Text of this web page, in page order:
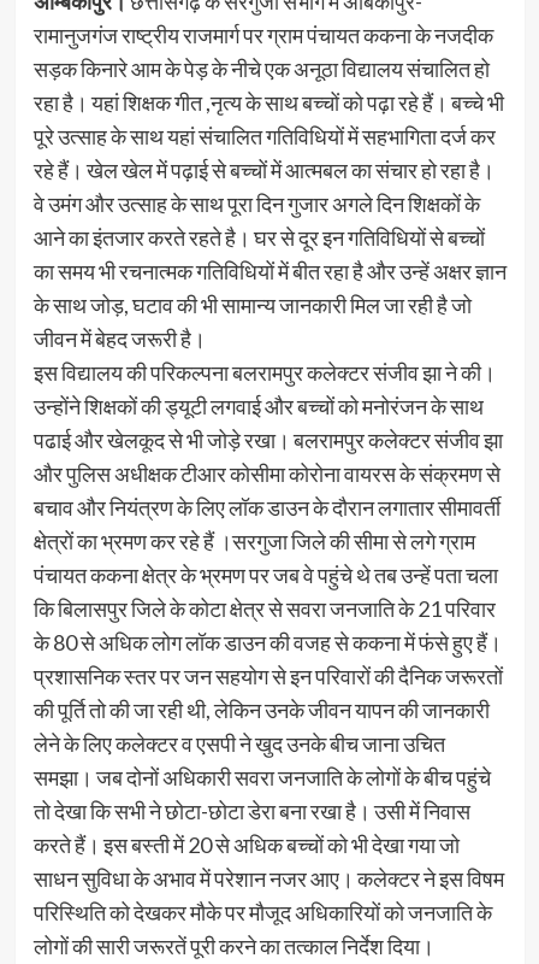
रामानुजगंज राष्ट्रीय राजमार्ग पर ग्राम पंचायत ककना के नजदीक
सड़क किनारे आम के पेड़ के नीचे एक अनूठा विद्यालय संचालित हो
रहा है। यहां शिक्षक गीत ,नृत्य के साथ बच्चों को पढ़ा रहे हैं। बच्चे भी
पूरे उत्साह के साथ यहां संचालित गतिविधियों में सहभागिता दर्ज कर
रहे हैं। खेल खेल में पढ़ाई से बच्चों में आत्मबल का संचार हो रहा है।
वे उमंग और उत्साह के साथ पूरा दिन गुजार अगले दिन शिक्षकों के
आने का इंतजार करते रहते है। घर से दूर इन गतिविधियों से बच्चों
का समय भी रचनात्मक गतिविधियों में बीत रहा है और उन्हें अक्षर ज्ञान
के साथ जोड़, घटाव की भी सामान्य जानकारी मिल जा रही है जो
जीवन में बेहद जरूरी है।
इस विद्यालय की परिकल्पना बलरामपुर कलेक्टर संजीव झा ने की।
उन्होंने शिक्षकों की ड्यूटी लगवाई और बच्चों को मनोरंजन के साथ
पढाई और खेलकूद से भी जोड़े रखा। बलरामपुर कलेक्टर संजीव झा
और पुलिस अधीक्षक टीआर कोसीमा कोरोना वायरस के संक्रमण से
बचाव और नियंत्रण के लिए लॉक डाउन के दौरान लगातार सीमावर्ती
क्षेत्रों का भ्रमण कर रहे हैं ।सरगुजा जिले की सीमा से लगे ग्राम
पंचायत ककना क्षेत्र के भ्रमण पर जब वे पहुंचे थे तब उन्हें पता चला
कि बिलासपुर जिले के कोटा क्षेत्र से सवरा जनजाति के 21 परिवार
के 80 से अधिक लोग लॉक डाउन की वजह से ककना में फंसे हुए हैं।
प्रशासनिक स्तर पर जन सहयोग से इन परिवारों की दैनिक जरूरतों
की पूर्ति तो की जा रही थी, लेकिन उनके जीवन यापन की जानकारी
लेने के लिए कलेक्टर व एसपी ने खुद उनके बीच जाना उचित
समझा। जब दोनों अधिकारी सवरा जनजाति के लोगों के बीच पहुंचे
तो देखा कि सभी ने छोटा-छोटा डेरा बना रखा है। उसी में निवास
करते हैं। इस बस्ती में 20 से अधिक बच्चों को भी देखा गया जो
साधन सुविधा के अभाव में परेशान नजर आए। कलेक्टर ने इस विषम
परिस्थिति को देखकर मौके पर मौजूद अधिकारियों को जनजाति के
लोगों की सारी जरूरतें पूरी करने का तत्काल निर्देश दिया।